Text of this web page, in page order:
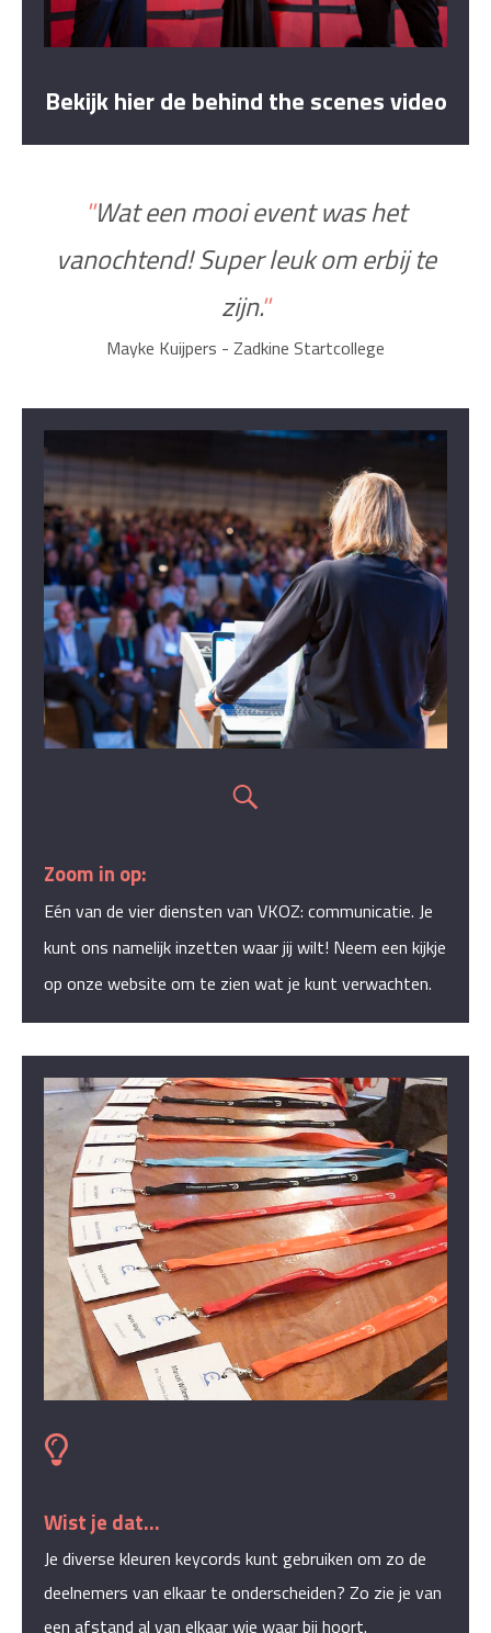
Bekijk hier de behind the scenes video
"Wat een mooi event was het
vanochtend! Super leuk om erbij te
zijn."
Mayke Kuijpers - Zadkine Startcollege
Zoom in op:
Eén van de vier diensten van VKOZ: communicatie. Je
kunt ons namelijk inzetten waar jij wilt! Neem een kijkje
op onze website om te zien wat je kunt verwachten.
Wist je dat...
Je diverse kleuren keycords kunt gebruiken om zo de
deelnemers van elkaar te onderscheiden? Zo zie je van
een afstand al van elkaar wie waar bij hoort.